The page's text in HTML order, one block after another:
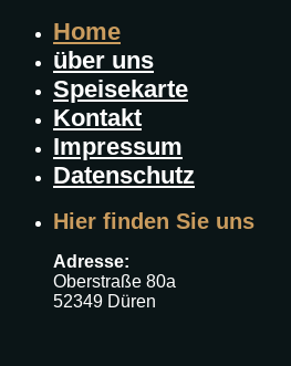
Home
über uns
Speisekarte
Kontakt
Impressum
Datenschutz
Hier finden Sie uns
Adresse:
Oberstraße 80a
52349 Düren